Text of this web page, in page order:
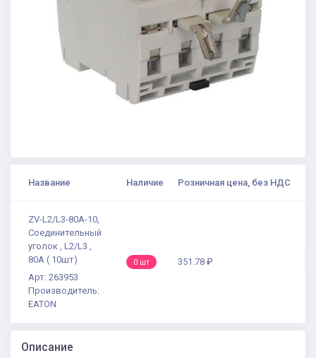
Название Наличие Розничная цена, без НДС
ZV-L2/L3-80A-10,
Соединительный
уголок , L2/L3 ,
80А ( 10шт)
Арт: 263953
Производитель:
EATON
0 шт 351.78 ₽
Описание